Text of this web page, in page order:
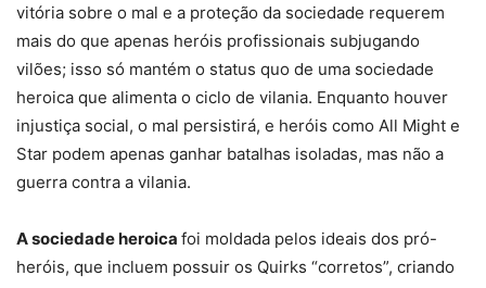
vitória sobre o mal e a proteção da sociedade requerem
mais do que apenas heróis profissionais subjugando
vilões; isso só mantém o status quo de uma sociedade
heroica que alimenta o ciclo de vilania. Enquanto houver
injustiça social, o mal persistirá, e heróis como All Might e
Star podem apenas ganhar batalhas isoladas, mas não a
guerra contra a vilania.
A sociedade heroica foi moldada pelos ideais dos pró-
heróis, que incluem possuir os Quirks “corretos”, criando